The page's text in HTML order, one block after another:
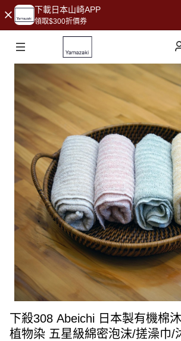
下載日本山崎APP
領取$300折價券
下殺308 Abeichi 日本製有機棉
植物染 五星級綿密泡沫/搓澡巾/